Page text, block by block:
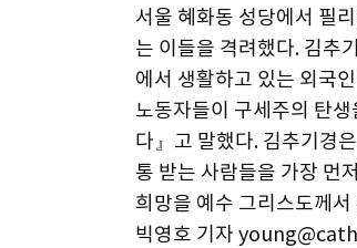
서울 혜화동 성당에서 필
는 이들을 격려했다. 김추
에서 생활하고 있는 외국
노동자들이 구세주의 탄
다』고 말했다. 김추기경
통 받는 사람들을 가장 먼
희망을 예수 그리스도께
빅영호 기자